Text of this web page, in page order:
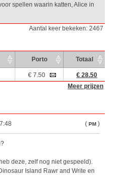
spellen waarin katten, Alice in
Aantal keer bekeken: 2467
Porto Totaal
€ 7.50
€ 28.50
Meer prijzen
( PM )
deze, zelf nog niet gespeeld).
Island Rawr and Write en